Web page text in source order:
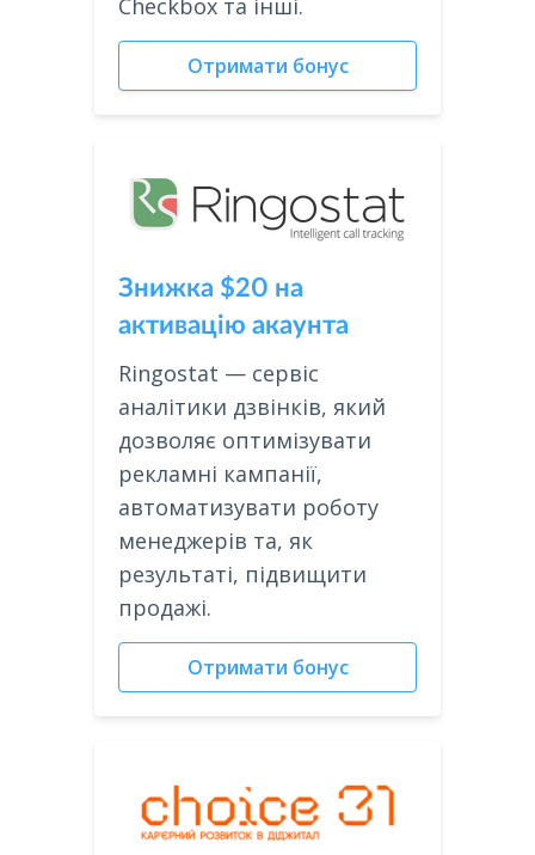
Checkbox та інші.
Отримати бонус
Знижка $20 на
активацію акаунта
Ringostat — сервіс
аналітики дзвінків, який
дозволяє оптимізувати
рекламні кампанії,
автоматизувати роботу
менеджерів та, як
результаті, підвищити
продажі.
Отримати бонус